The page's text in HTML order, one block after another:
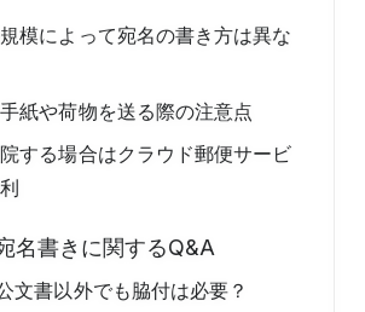
模によって宛名の書き方は異な
紙や荷物を送る際の注意点
する場合はクラウド郵便サービ
名書きに関するQ&A
文書以外でも脇付は必要？